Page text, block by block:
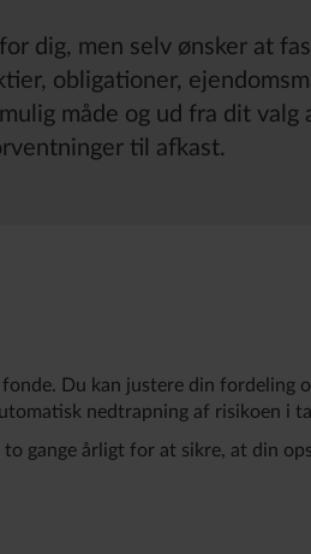
dig, men selv ønsker at
obligationer,
måde og ud fra dit
til afkast.
Du kan justere din fordeling
nedtrapning af risikoen i
gange årligt for at sikre, at din